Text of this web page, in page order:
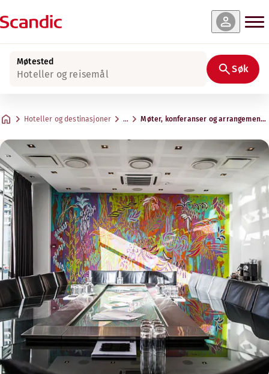
Møtested
Hoteller og reisemål Søk
Hoteller og destinasjoner … Møter, konferanser og